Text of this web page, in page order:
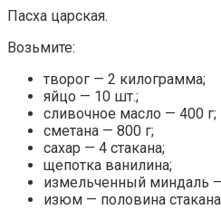
Пасха царская.
Возьмите:
творог — 2 килограмма;
яйцо — 10 шт.;
сливочное масло — 400 г;
сметана — 800 г;
сахар — 4 стакана;
щепотка ванилина;
измельченный миндаль
изюм — половина